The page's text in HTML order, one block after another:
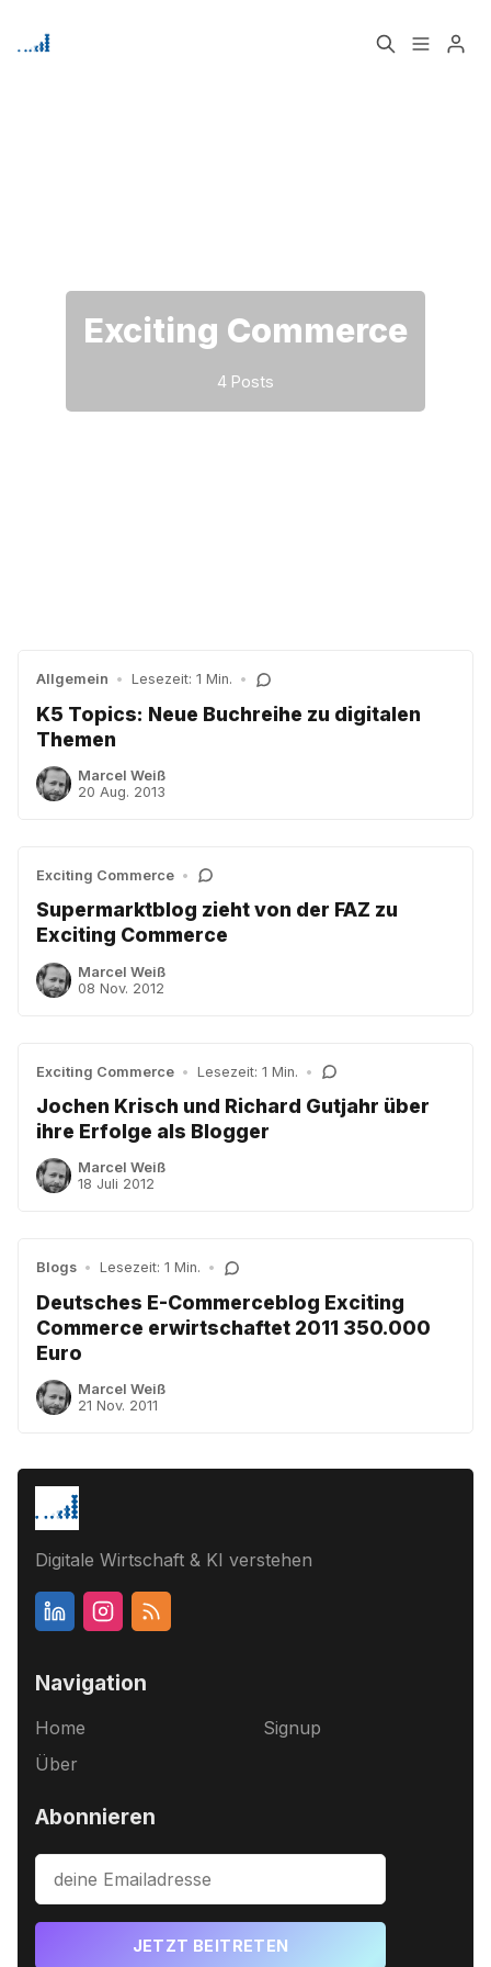
Exciting Commerce
4 Posts
Allgemein • Lesezeit: 1 Min. •
K5 Topics: Neue Buchreihe zu digitalen
Themen
Marcel Weiß
20 Aug. 2013
Exciting Commerce •
Supermarktblog zieht von der FAZ zu
Exciting Commerce
Marcel Weiß
08 Nov. 2012
Exciting Commerce • Lesezeit: 1 Min. •
Jochen Krisch und Richard Gutjahr über
ihre Erfolge als Blogger
Marcel Weiß
18 Juli 2012
Blogs • Lesezeit: 1 Min. •
Deutsches E-Commerceblog Exciting
Commerce erwirtschaftet 2011 350.000
Euro
Marcel Weiß
21 Nov. 2011
Digitale Wirtschaft & KI verstehen
Navigation
Home
Über
Signup
Abonnieren
JETZT BEITRETEN